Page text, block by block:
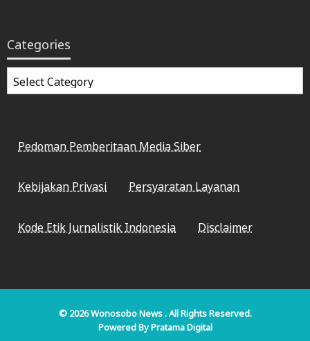
Categories
Categories
Pedoman Pemberitaan Media Siber
Kebijakan Privasi Persyaratan Layanan
Kode Etik Jurnalistik Indonesia Disclaimer
© 2026Wonosobo News. All Rights Reserved.
Powered ByPratama Digital